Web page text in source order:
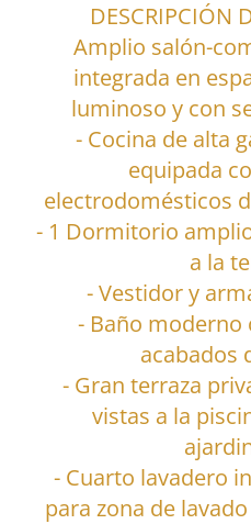
DESCRIPCIÓN
Amplio salón-
integrada en
luminoso y con
- Cocina de alta
equipada
electrodomésticos
- 1 Dormitorio
a la
- Vestidor y
- Baño moderno
acabados
- Gran terraza
vistas a la
- Cuarto lavadero
para zona de